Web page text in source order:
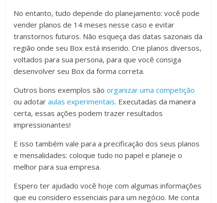
No entanto, tudo depende do planejamento: você pode
vender planos de 14 meses nesse caso e evitar
transtornos futuros. Não esqueça das datas sazonais da
região onde seu Box está inserido. Crie planos diversos,
voltados para sua persona, para que você consiga
desenvolver seu Box da forma correta.
Outros bons exemplos sãoorganizar uma competição
ou adotaraulas experimentais. Executadas da maneira
certa, essas ações podem trazer resultados
impressionantes!
E isso também vale para a precificação dos seus planos
e mensalidades: coloque tudo no papel e planeje o
melhor para sua empresa.
Espero ter ajudado você hoje com algumas informações
que eu considero essenciais para um negócio. Me conta